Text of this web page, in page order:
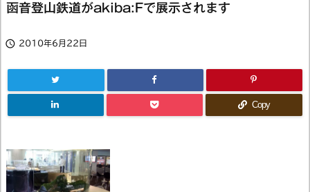
函音登山鉄道がakiba:Fで展示されます
 2010年6月22日
Copy